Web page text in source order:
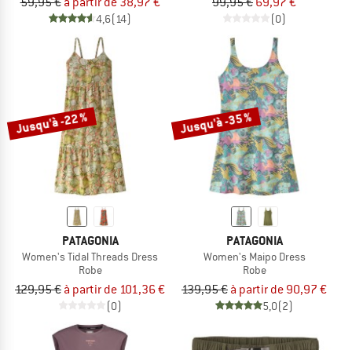
4,6(14) (0)
Jusqu'à -22 %
PATAGONIA
Women's Tidal Threads Dress
Robe
129,95 € à partir de 101,36 €
(0)
Jusqu'à -35 %
PATAGONIA
Women's Maipo Dress
Robe
139,95 € à partir de 90,97 €
5,0(2)